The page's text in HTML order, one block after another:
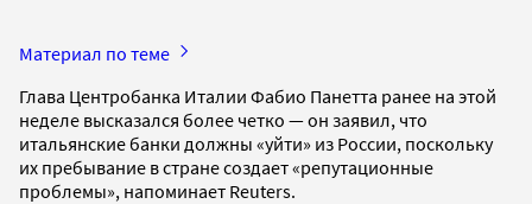
Материал по теме
Глава Центробанка Италии Фабио Панетта ранее на этой
неделе высказался более четко — он заявил, что
итальянские банки должны «уйти» из России, поскольку
их пребывание в стране создает «репутационные
проблемы», напоминает Reuters.